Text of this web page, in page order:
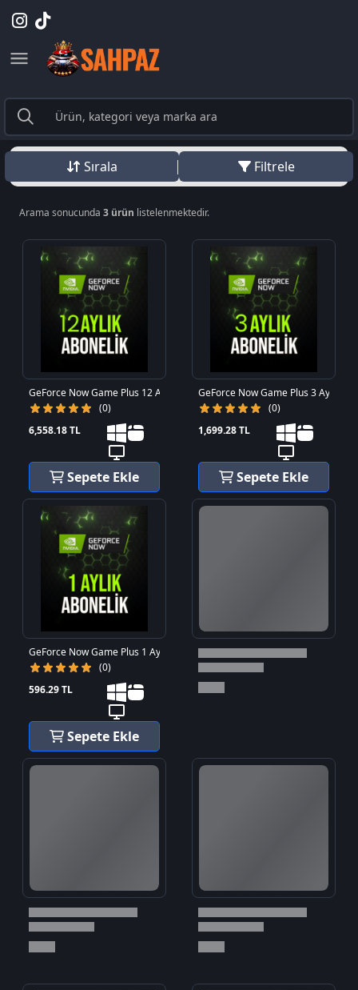
Sırala Filtrele
Arama sonucunda 3 ürün listelenmektedir.
GeForce Now Game Plus 12 Aylık Üyelik
(0)
6,558.18 TL
Sepete Ekle
GeForce Now Game Plus 3 Aylık
(0)
1,699.28 TL
Sepete Ekle
GeForce Now Game Plus 1 Aylık Üyelik
(0)
596.29 TL
Sepete Ekle